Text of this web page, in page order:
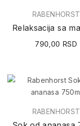
RABENHORST
790,00 RSD
RABENHORST